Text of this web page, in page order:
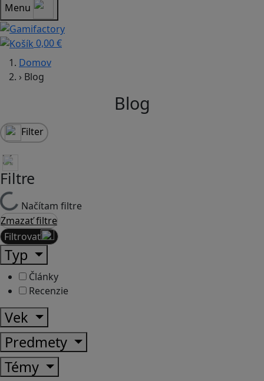
Menu
0,00 €
Domov
› Blog
Blog
Filter
Filtre
Načítam filtre
Zmazať filtre
Filtrovať
Typ
Články
Recenzie
Vek
Predmety
Témy